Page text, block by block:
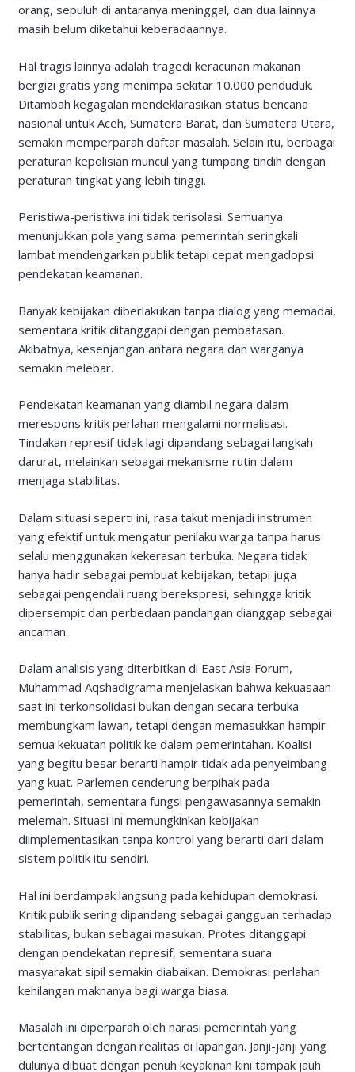
orang, sepuluh di antaranya meninggal, dan dua lainnya
masih belum diketahui keberadaannya.
Hal tragis lainnya adalah tragedi keracunan makanan
bergizi gratis yang menimpa sekitar 10.000 penduduk.
Ditambah kegagalan mendeklarasikan status bencana
nasional untuk Aceh, Sumatera Barat, dan Sumatera Utara,
semakin memperparah daftar masalah. Selain itu, berbagai
peraturan kepolisian muncul yang tumpang tindih dengan
peraturan tingkat yang lebih tinggi.
Peristiwa-peristiwa ini tidak terisolasi. Semuanya
menunjukkan pola yang sama: pemerintah seringkali
lambat mendengarkan publik tetapi cepat mengadopsi
pendekatan keamanan.
Banyak kebijakan diberlakukan tanpa dialog yang memadai,
sementara kritik ditanggapi dengan pembatasan.
Akibatnya, kesenjangan antara negara dan warganya
semakin melebar.
Pendekatan keamanan yang diambil negara dalam
merespons kritik perlahan mengalami normalisasi.
Tindakan represif tidak lagi dipandang sebagai langkah
darurat, melainkan sebagai mekanisme rutin dalam
menjaga stabilitas.
Dalam situasi seperti ini, rasa takut menjadi instrumen
yang efektif untuk mengatur perilaku warga tanpa harus
selalu menggunakan kekerasan terbuka. Negara tidak
hanya hadir sebagai pembuat kebijakan, tetapi juga
sebagai pengendali ruang berekspresi, sehingga kritik
dipersempit dan perbedaan pandangan dianggap sebagai
ancaman.
Dalam analisis yang diterbitkan di East Asia Forum,
Muhammad Aqshadigrama menjelaskan bahwa kekuasaan
saat ini terkonsolidasi bukan dengan secara terbuka
membungkam lawan, tetapi dengan memasukkan hampir
semua kekuatan politik ke dalam pemerintahan. Koalisi
yang begitu besar berarti hampir tidak ada penyeimbang
yang kuat. Parlemen cenderung berpihak pada
pemerintah, sementara fungsi pengawasannya semakin
melemah. Situasi ini memungkinkan kebijakan
diimplementasikan tanpa kontrol yang berarti dari dalam
sistem politik itu sendiri.
Hal ini berdampak langsung pada kehidupan demokrasi.
Kritik publik sering dipandang sebagai gangguan terhadap
stabilitas, bukan sebagai masukan. Protes ditanggapi
dengan pendekatan represif, sementara suara
masyarakat sipil semakin diabaikan. Demokrasi perlahan
kehilangan maknanya bagi warga biasa.
Masalah ini diperparah oleh narasi pemerintah yang
bertentangan dengan realitas di lapangan. Janji-janji yang
dulunya dibuat dengan penuh keyakinan kini tampak jauh